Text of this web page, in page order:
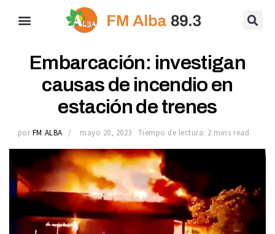
Embarcación: investigan
causas de incendio en
estación de trenes
por FM ALBA mayo 20, 2023 Tiempo de lectura: 2 mins read